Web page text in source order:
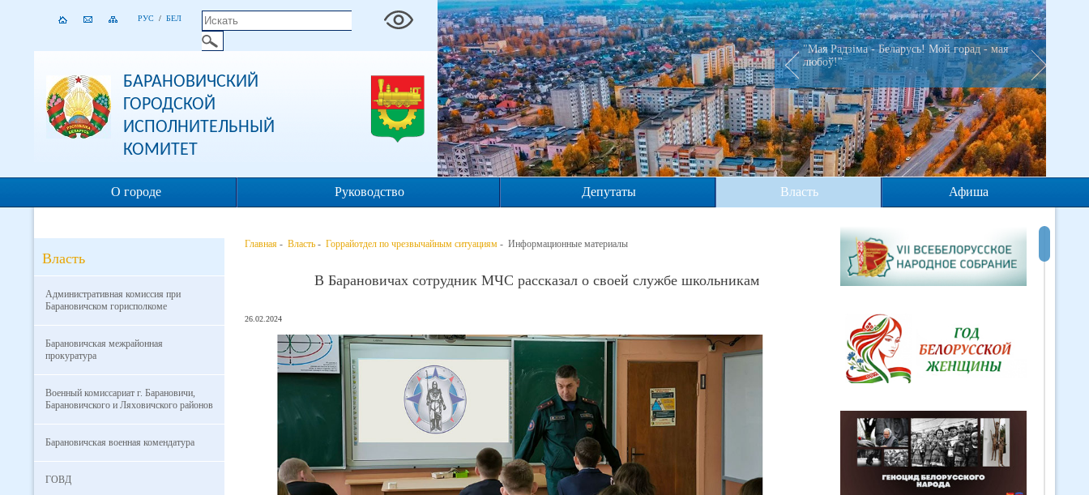
РУС / БЕЛ
БАРАНОВИЧСКИЙ
ГОРОДСКОЙ
ИСПОЛНИТЕЛЬНЫЙ
КОМИТЕТ
"Мая Радзiма - Беларусь! Мой горад - мая
любоў!"
О городе Руководство Депутаты Власть Афиша
Власть
Административная комиссия при
Барановичском горисполкоме
Барановичская межрайонная
прокуратура
Военный комиссариат г. Барановичи,
Барановичского и Ляховичского районов
Барановичская военная комендатура
ГОВД
Главная - Власть - Горрайотдел по чрезвычайным ситуациям - Информационные материалы
В Барановичах сотрудник МЧС рассказал о своей службе школьникам
26.02.2024